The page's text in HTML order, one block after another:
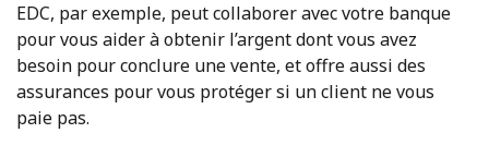
EDC, par exemple, peut collaborer avec votre banque
pour vous aider à obtenir l’argent dont vous avez
besoin pour conclure une vente, et offre aussi des
assurances pour vous protéger si un client ne vous
paie pas.